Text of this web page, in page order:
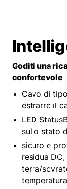
Goditi una
confortevole
Cavo di
estrarre il
LED
sullo stato
sicuro e
residua
terra/
temperatura